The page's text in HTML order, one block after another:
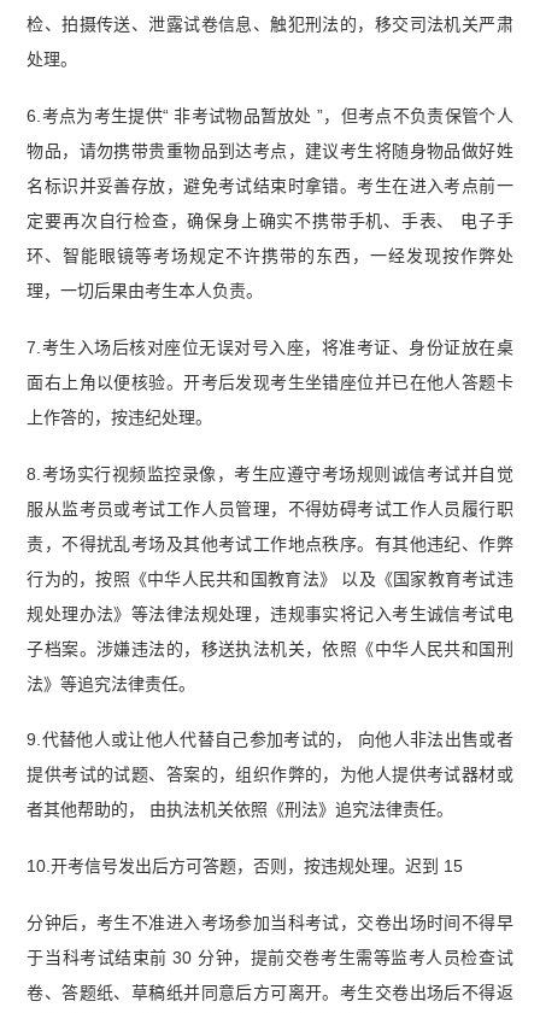
检、拍摄传送、泄露试卷信息、触犯刑法的，移交司法机关严肃
处理。
6.考点为考生提供“ 非考试物品暂放处 ”，但考点不负责保管个人
物品，请勿携带贵重物品到达考点，建议考生将随身物品做好姓
名标识并妥善存放，避免考试结束时拿错。考生在进入考点前一
定要再次自行检查，确保身上确实不携带手机、手表、 电子手
环、智能眼镜等考场规定不许携带的东西，一经发现按作弊处
理，一切后果由考生本人负责。
7.考生入场后核对座位无误对号入座，将准考证、身份证放在桌
面右上角以便核验。开考后发现考生坐错座位并已在他人答题卡
上作答的，按违纪处理。
8.考场实行视频监控录像，考生应遵守考场规则诚信考试并自觉
服从监考员或考试工作人员管理，不得妨碍考试工作人员履行职
责，不得扰乱考场及其他考试工作地点秩序。有其他违纪、作弊
行为的，按照《中华人民共和国教育法》 以及《国家教育考试违
规处理办法》等法律法规处理，违规事实将记入考生诚信考试电
子档案。涉嫌违法的，移送执法机关，依照《中华人民共和国刑
法》等追究法律责任。
9.代替他人或让他人代替自己参加考试的， 向他人非法出售或者
提供考试的试题、答案的，组织作弊的，为他人提供考试器材或
者其他帮助的， 由执法机关依照《刑法》追究法律责任。
10.开考信号发出后方可答题，否则，按违规处理。迟到 15
分钟后，考生不准进入考场参加当科考试，交卷出场时间不得早
于当科考试结束前 30 分钟，提前交卷考生需等监考人员检查试
卷、答题纸、草稿纸并同意后方可离开。考生交卷出场后不得返